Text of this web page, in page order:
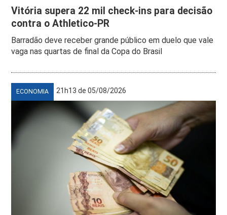
Vitória supera 22 mil check-ins para decisão
contra o Athletico-PR
Barradão deve receber grande público em duelo que vale
vaga nas quartas de final da Copa do Brasil
ECONOMIA 21h13 de 05/08/2026